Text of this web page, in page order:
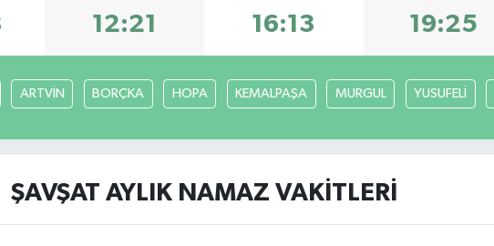
12:21 16:13 19:25
ARTVİN BORÇKA HOPA KEMALPAŞA MURGUL YUSUFELİ
ŞAVŞAT AYLIK NAMAZ VAKITLERI